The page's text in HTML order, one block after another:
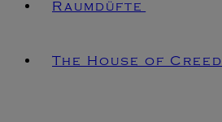
Raumdüfte
The House of Creed